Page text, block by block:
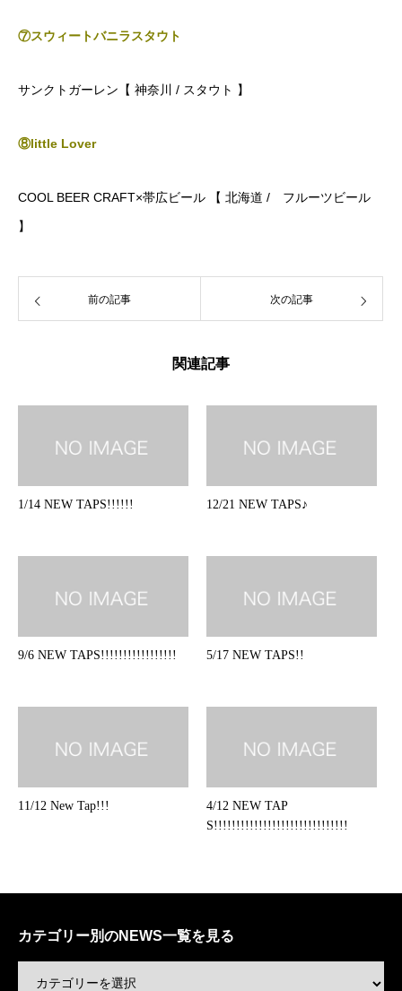
⑦スウィートバニラスタウト
サンクトガーレン【 神奈川 / スタウト 】
⑧little Lover
COOL BEER CRAFT×帯広ビール 【 北海道 / フルーツビール
】
前の記事 次の記事
関連記事
1/14 NEW TAPS!!!!!! 12/21 NEW TAPS♪
9/6 NEW TAPS!!!!!!!!!!!!!!!!! 5/17 NEW TAPS!!
11/12 New Tap!!!
4/12 NEW TAP
S!!!!!!!!!!!!!!!!!!!!!!!!!!!!!!
カテゴリー別のNEWS一覧を見る